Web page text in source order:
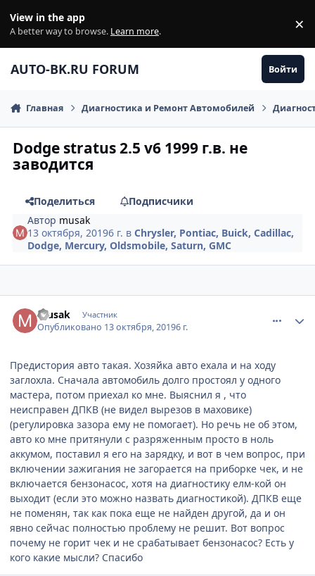
View in the app
A better way to browse. Learn more. ×
AUTO-BK.RU FORUM Войти
Главная Диагностика и Ремонт Автомобилей
Dodge stratus 2.5 v6 1999 г.в. не
заводится
Поделиться
Подписчики
Автор musak
13 октября, 20196 г. вChrysler, Pontiac, Buick, Cadillac,
Dodge, Mercury, Oldsmobile, Saturn, GMC
musak Участник
Опубликовано 13 октября, 20196 г.
Предистория авто такая. Хозяйка авто ехала и на ходу
заглохла. Сначала автомобиль долго простоял у одного
мастера, потом приехал ко мне. Выяснил я , что
неисправен ДПКВ (не видел вырезов в маховике)
(регулировка зазора ему не помогает). Но речь не об этом,
авто ко мне притянули с разряженным просто в ноль
аккумом, поставил я его на зарядку, и вот в чем вопрос, при
включении зажигания не загорается на приборке чек, и не
включается бензонасос, хотя на диагностику елм-кой он
выходит (если это можно назвать диагностикой). ДПКВ еще
не поменян, так как пока еще не найден другой, да и он
явно сейчас полностью проблему не решит. Вот вопрос
почему не горит чек и не срабатывает бензонасос? Есть у
кого какие мысли? Спасибо